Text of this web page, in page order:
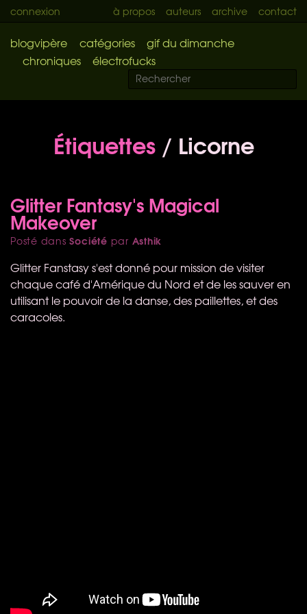
connexion à propos auteurs archive contact
blogvipère catégories
gif du dimanche
chroniques
électrofucks
Étiquettes/ Licorne
Glitter Fantasy's Magical
Makeover
Posté dansSociété par Asthik
Glitter Fanstasy s'est donné pour mission de visiter
chaque café d'Amérique du Nord et de les sauver en
utilisant le pouvoir de la danse, des paillettes, et des
caracoles.